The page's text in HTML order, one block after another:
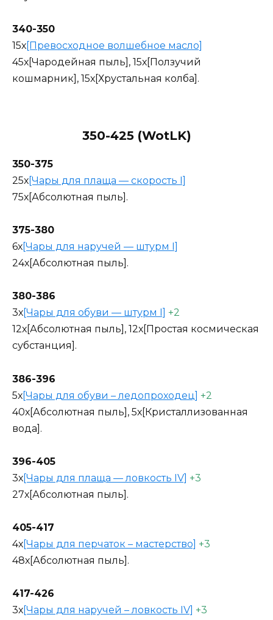
340-350
15х[Превосходное волшебное масло]
45х[Чародейная пыль], 15х[Ползучий
кошмарник], 15х[Хрустальная колба].
350-425 (WotLK)
350-375
25х[Чары для плаща — скорость I]
75х[Абсолютная пыль].
375-380
6х[Чары для наручей — штурм I]
24х[Абсолютная пыль].
380-386
3х [Чары для обуви — штурм I]
+2
12х[Абсолютная пыль], 12х[Простая космическая
субстанция].
386-396
5х[Чары для обуви – ледопроходец] +2
40х[Абсолютная пыль], 5х[Кристаллизованная
вода].
396-405
3х[Чары для плаща — ловкость IV] +3
27х[Абсолютная пыль].
405-417
4х[Чары для перчаток – мастерство] +3
48х[Абсолютная пыль].
417-426
3х[Чары для наручей – ловкость IV] +3